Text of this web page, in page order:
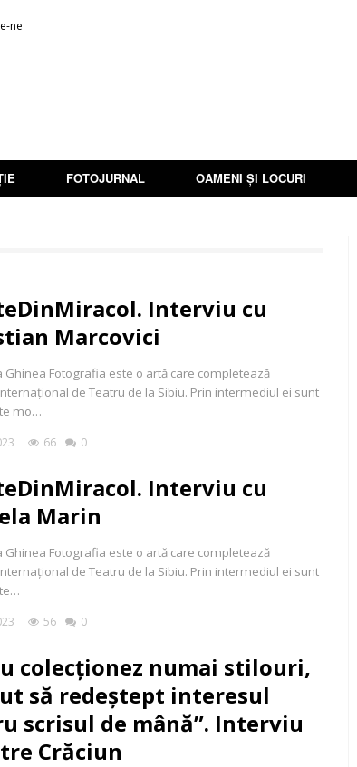
ne
FOTOJURNAL OAMENI ȘI LOCURI
Interviu cu
Marcovici
Ghinea Fotografia este o artă care completează
de Teatru de la Sibiu. Prin intermediul ei sunt
mo…
66 0
Interviu cu
Marin
Ghinea Fotografia este o artă care completează
de Teatru de la Sibiu. Prin intermediul ei sunt
56 0
colecționez numai stilouri,
să redeștept interesul
scrisul de mână”. Interviu
Crăciun